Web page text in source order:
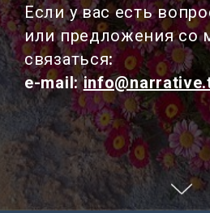
Если у вас есть
или предложения со
связаться:
e-mail: